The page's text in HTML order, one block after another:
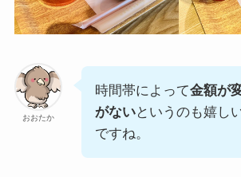
おおたか
時間帯によって金額が
がないというのも嬉し
ですね。